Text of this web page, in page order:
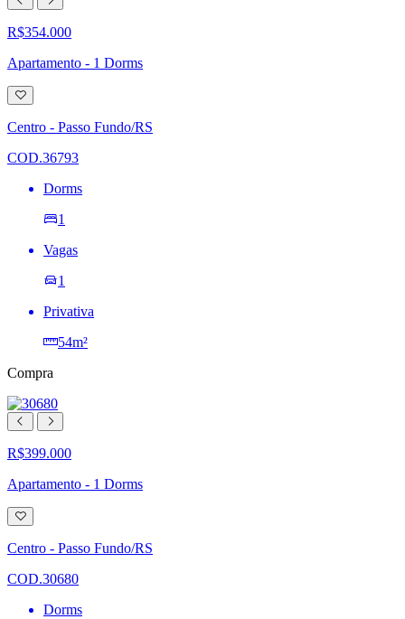
R$354.000
Apartamento - 1 Dorms
Adicionar
à
lista
de
Centro - Passo Fundo/RS
COD.36793
Dorms
1
Vagas
1
Privativa
54m²
Compra
R$399.000
Apartamento - 1 Dorms
Adicionar
à
lista
de
Centro - Passo Fundo/RS
COD.30680
Dorms